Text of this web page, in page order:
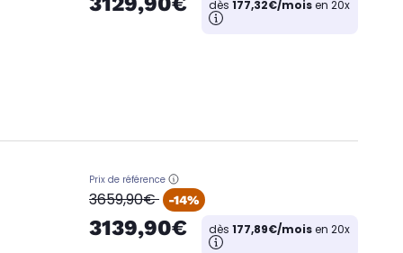
dès 177,32€/moisen 20x
Prix de référence
oldPrice
3659,90€ -14%
3139,90€ dès 177,89€/moisen 20x